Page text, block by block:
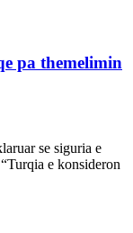
pa themelimin
se siguria e
e konsideron